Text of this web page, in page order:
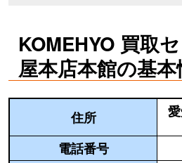
KOMEHYO 買取
屋本店本館の基本
住所
電話番号